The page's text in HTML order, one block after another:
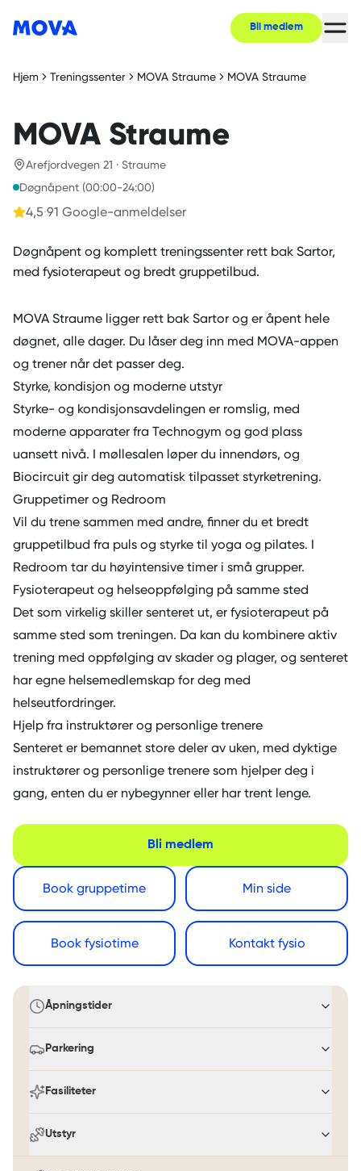
Bli medlem
Hjem Treningssenter MOVA Straume MOVA Straume
MOVA Straume
Arefjordvegen 21 · Straume
Døgnåpent (00:00-24:00)
4,5·91 Google-anmeldelser
Døgnåpent og komplett treningssenter rett bak Sartor,
med fysioterapeut og bredt gruppetilbud.
MOVA Straume ligger rett bak Sartor og er åpent hele
døgnet, alle dager. Du låser deg inn med MOVA-appen
og trener når det passer deg.
Styrke, kondisjon og moderne utstyr
Styrke- og kondisjonsavdelingen er romslig, med
moderne apparater fra Technogym og god plass
uansett nivå. I møllesalen løper du innendørs, og
Biocircuit gir deg automatisk tilpasset styrketrening.
Gruppetimer og Redroom
Vil du trene sammen med andre, finner du et bredt
gruppetilbud fra puls og styrke til yoga og pilates. I
Redroom tar du høyintensive timer i små grupper.
Fysioterapeut og helseoppfølging på samme sted
Det som virkelig skiller senteret ut, er fysioterapeut på
samme sted som treningen. Da kan du kombinere aktiv
trening med oppfølging av skader og plager, og senteret
har egne helsemedlemskap for deg med
helseutfordringer.
Hjelp fra instruktører og personlige trenere
Senteret er bemannet store deler av uken, med dyktige
instruktører og personlige trenere som hjelper deg i
gang, enten du er nybegynner eller har trent lenge.
Bli medlem
Book gruppetime Min side
Book fysiotime Kontakt fysio
Åpningstider
Parkering
Fasiliteter
Utstyr